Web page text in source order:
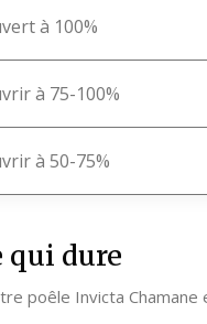
à 100%
à 75-100%
à 50-75%
qui dure
poêle Invicta Chamane